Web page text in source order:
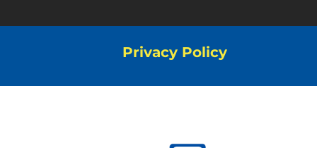
Privacy Policy